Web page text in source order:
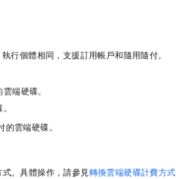
執行個體相同，支援訂用帳戶和隨用隨付。
端硬碟。
的雲端硬碟。
。具體操作，請參見轉換雲端硬碟計費方式